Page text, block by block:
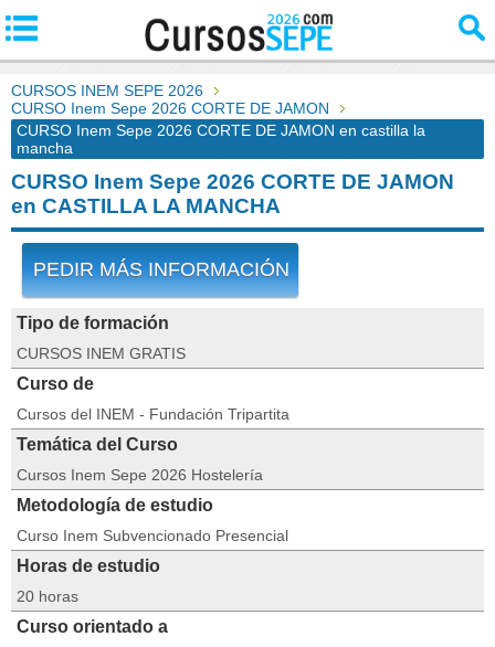
CURSOS INEM SEPE 2026
CURSO Inem Sepe 2026 CORTE DE JAMON
CURSO Inem Sepe 2026 CORTE DE JAMON en castilla la
mancha
CURSO Inem Sepe 2026 CORTE DE JAMON
en CASTILLA LA MANCHA
PEDIR MÁS INFORMACIÓN
Tipo de formación
CURSOS INEM GRATIS
Curso de
Cursos del INEM - Fundación Tripartita
Temática del Curso
Cursos Inem Sepe 2026 Hostelería
Metodología de estudio
Curso Inem Subvencionado Presencial
Horas de estudio
20 horas
Curso orientado a